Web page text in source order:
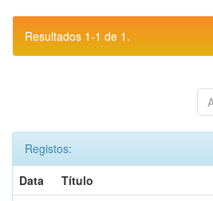
Resultados 1-1 de 1.
Registos:
Data
Título